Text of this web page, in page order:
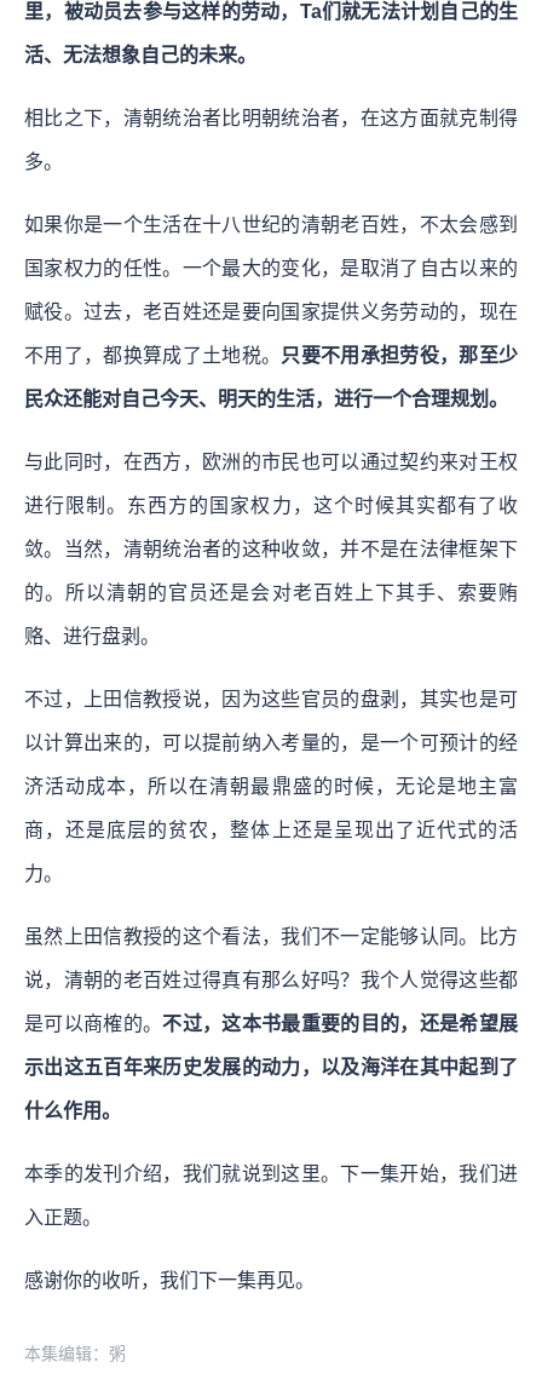
里，被动员去参与这样的劳动，Ta们就无法计划自己的生
活、无法想象自己的未来。
相比之下，清朝统治者比明朝统治者，在这方面就克制得
多。
如果你是一个生活在十八世纪的清朝老百姓，不太会感到
国家权力的任性。一个最大的变化，是取消了自古以来的
赋役。过去，老百姓还是要向国家提供义务劳动的，现在
不用了，都换算成了土地税。 只要不用承担劳役，那至少
民众还能对自己今天、明天的生活，进行一个合理规划。
与此同时，在西方，欧洲的市民也可以通过契约来对王权
进行限制。东西方的国家权力，这个时候其实都有了收
敛。当然，清朝统治者的这种收敛，并不是在法律框架下
的。所以清朝的官员还是会对老百姓上下其手、索要贿
赂、进行盘剥。
不过，上田信教授说，因为这些官员的盘剥，其实也是可
以计算出来的，可以提前纳入考量的，是一个可预计的经
济活动成本，所以在清朝最鼎盛的时候，无论是地主富
商，还是底层的贫农，整体上还是呈现出了近代式的活
力。
虽然上田信教授的这个看法，我们不一定能够认同。比方
说，清朝的老百姓过得真有那么好吗？我个人觉得这些都
是可以商榷的。不过，这本书最重要的目的，还是希望展
示出这五百年来历史发展的动力，以及海洋在其中起到了
什么作用。
本季的发刊介绍，我们就说到这里。下一集开始，我们进
入正题。
感谢你的收听，我们下一集再见。
本集编辑：粥